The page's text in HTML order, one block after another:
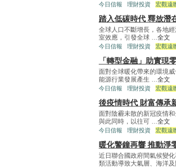
今日信報 理財投資 宏觀遠
踏入低碳時代 釋放潛
全球人口不斷增長，各地
室效應，引發全球 ... 全文
今日信報 理財投資 宏觀遠
「轉型金融」助實現
面對全球暖化帶來的環境
能源行業發展產生 ... 全文
今日信報 理財投資 宏觀遠
後疫情時代 財富傳承
面對陰霾未散的新冠疫情
與此同時，以往可 ... 全文
今日信報 理財投資 宏觀遠
暖化警鐘再響 推動淨
近日聯合國政府間氣候變
類活動導致大氣層、海洋及